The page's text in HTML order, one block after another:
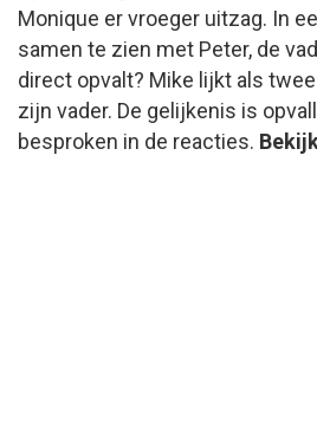
Monique er vroeger uitzag. In
samen te zien met Peter, de
direct opvalt? Mike lijkt als
zijn vader. De gelijkenis is
besproken in de reacties.